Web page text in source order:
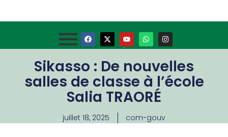
Sikasso : De nouvelles
salles de classe à l’école
Salia TRAORÉ
juillet 18, 2025 com-gouv